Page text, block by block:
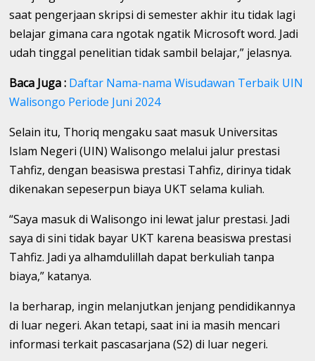
saat pengerjaan skripsi di semester akhir itu tidak lagi
belajar gimana cara ngotak ngatik Microsoft word. Jadi
udah tinggal penelitian tidak sambil belajar,” jelasnya.
Baca Juga : Daftar Nama-nama Wisudawan Terbaik UIN
Walisongo Periode Juni 2024
Selain itu, Thoriq mengaku saat masuk Universitas
Islam Negeri (UIN) Walisongo melalui jalur prestasi
Tahfiz, dengan beasiswa prestasi Tahfiz, dirinya tidak
dikenakan sepeserpun biaya UKT selama kuliah.
“Saya masuk di Walisongo ini lewat jalur prestasi. Jadi
saya di sini tidak bayar UKT karena beasiswa prestasi
Tahfiz. Jadi ya alhamdulillah dapat berkuliah tanpa
biaya,” katanya.
Ia berharap, ingin melanjutkan jenjang pendidikannya
di luar negeri. Akan tetapi, saat ini ia masih mencari
informasi terkait pascasarjana (S2) di luar negeri.